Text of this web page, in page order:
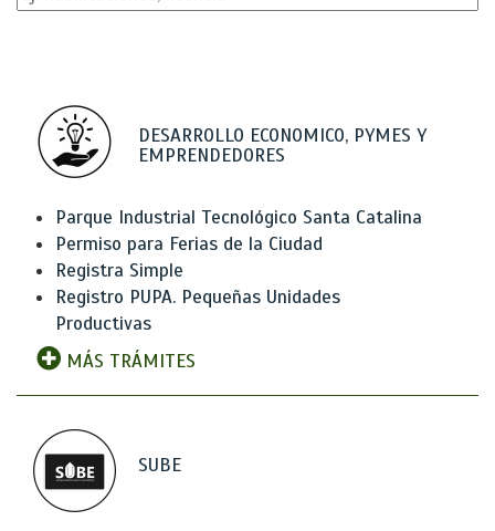
DESARROLLO ECONOMICO, PYMES Y
EMPRENDEDORES
Parque Industrial Tecnológico Santa Catalina
Permiso para Ferias de la Ciudad
Registra Simple
Registro PUPA. Pequeñas Unidades
Productivas
MÁS TRÁMITES
SUBE